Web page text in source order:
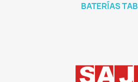
BATERÍAS TAB